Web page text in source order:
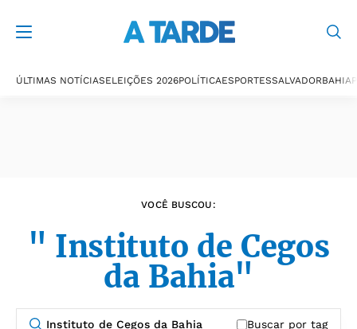
ÚLTIMAS NOTÍCIASELEIÇÕES 2026POLÍTICAESPORTESSALVADORBAHIA
VOCÊ BUSCOU:
" Instituto de Cegos
da Bahia"
Buscar por tag